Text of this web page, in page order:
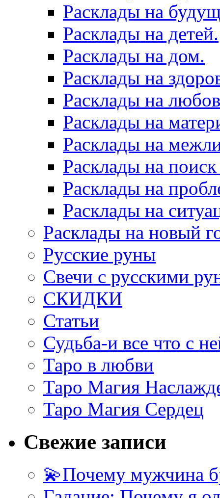
Расклады на
Расклады на детей.
Расклады на дом.
Расклады на
Расклады на
Расклады на
Расклады на
Расклады на
Расклады на
Расклады на
Расклады на новый
Русские руны
Свечи с русскими
СКИДКИ
Статьи
Судьба-и все что с
Таро в любви
Таро Магия
Таро Магия Сердец
Свежие записи
💫Почему мужчина